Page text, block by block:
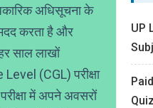
अधिसूचना के
करता है और
साल लाखों
(CGL) परीक्षा
में अपने अवसरों
UP
Quiz